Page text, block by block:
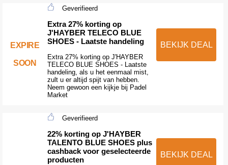
EXPIRE
SOON
Geverifieerd
Extra 27% korting op
J'HAYBER TELECO BLUE
SHOES - Laatste handeling
Extra 27% korting op J'HAYBER
TELECO BLUE SHOES - Laatste
handeling, als u het eenmaal mist,
zult u er altijd spijt van hebben.
Neem gewoon een kijkje bij Padel
Market
BEKIJK DEAL
Geverifieerd
22% korting op J'HAYBER
TALENTO BLUE SHOES plus
cashback voor geselecteerde
producten
BEKIJK DEAL